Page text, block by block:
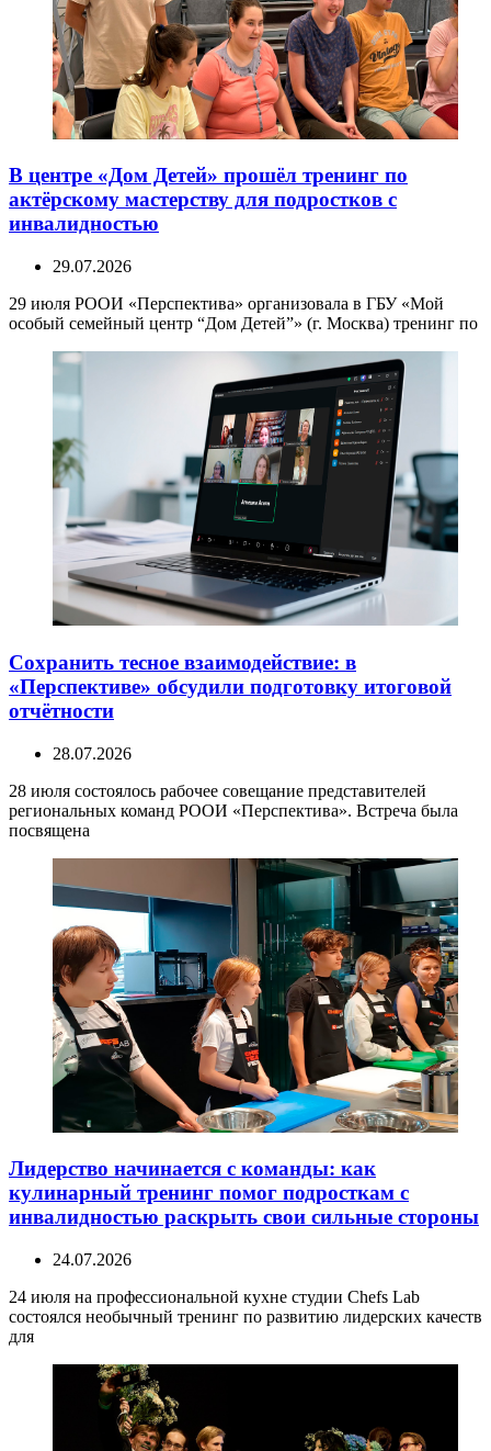
В центре «Дом Детей» прошёл тренинг по
актёрскому мастерству для подростков с
инвалидностью
29.07.2026
29 июля РООИ «Перспектива» организовала в ГБУ «Мой
особый семейный центр “Дом Детей”» (г. Москва) тренинг по
Сохранить тесное взаимодействие: в
«Перспективе» обсудили подготовку итоговой
отчётности
28.07.2026
28 июля состоялось рабочее совещание представителей
региональных команд РООИ «Перспектива». Встреча была
посвящена
Лидерство начинается с команды: как
кулинарный тренинг помог подросткам с
инвалидностью раскрыть свои сильные стороны
24.07.2026
24 июля на профессиональной кухне студии Chefs Lab
состоялся необычный тренинг по развитию лидерских качеств
для